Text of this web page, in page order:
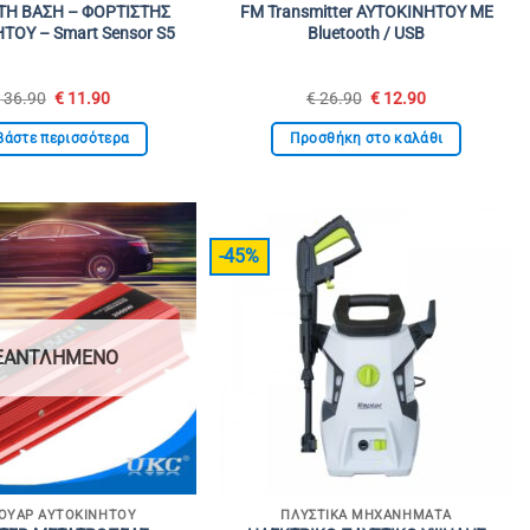
ΒΑΣΗ – ΦΟΡΤΙΣΤΗΣ
– Smart Sensor S5
36.90 Original
was:
€ 36.90.
€ 11.90Η
τιμή
είναι:
περισσότερα
FM Transmitter ΑΥΤΟΚΙΝΗΤΟΥ ΜΕ
Bluetooth / USB
€26.90 Original
was:
€ 26.90.
€ 12.90Η
τιμή
είναι:
Προσθήκη στο καλάθι
ΑΥΤΟΚΙΝΉΤΟΥ
-45%
ΠΛΥΣΤΙΚΆ ΜΗΧΑΝΉΜΑΤΑ